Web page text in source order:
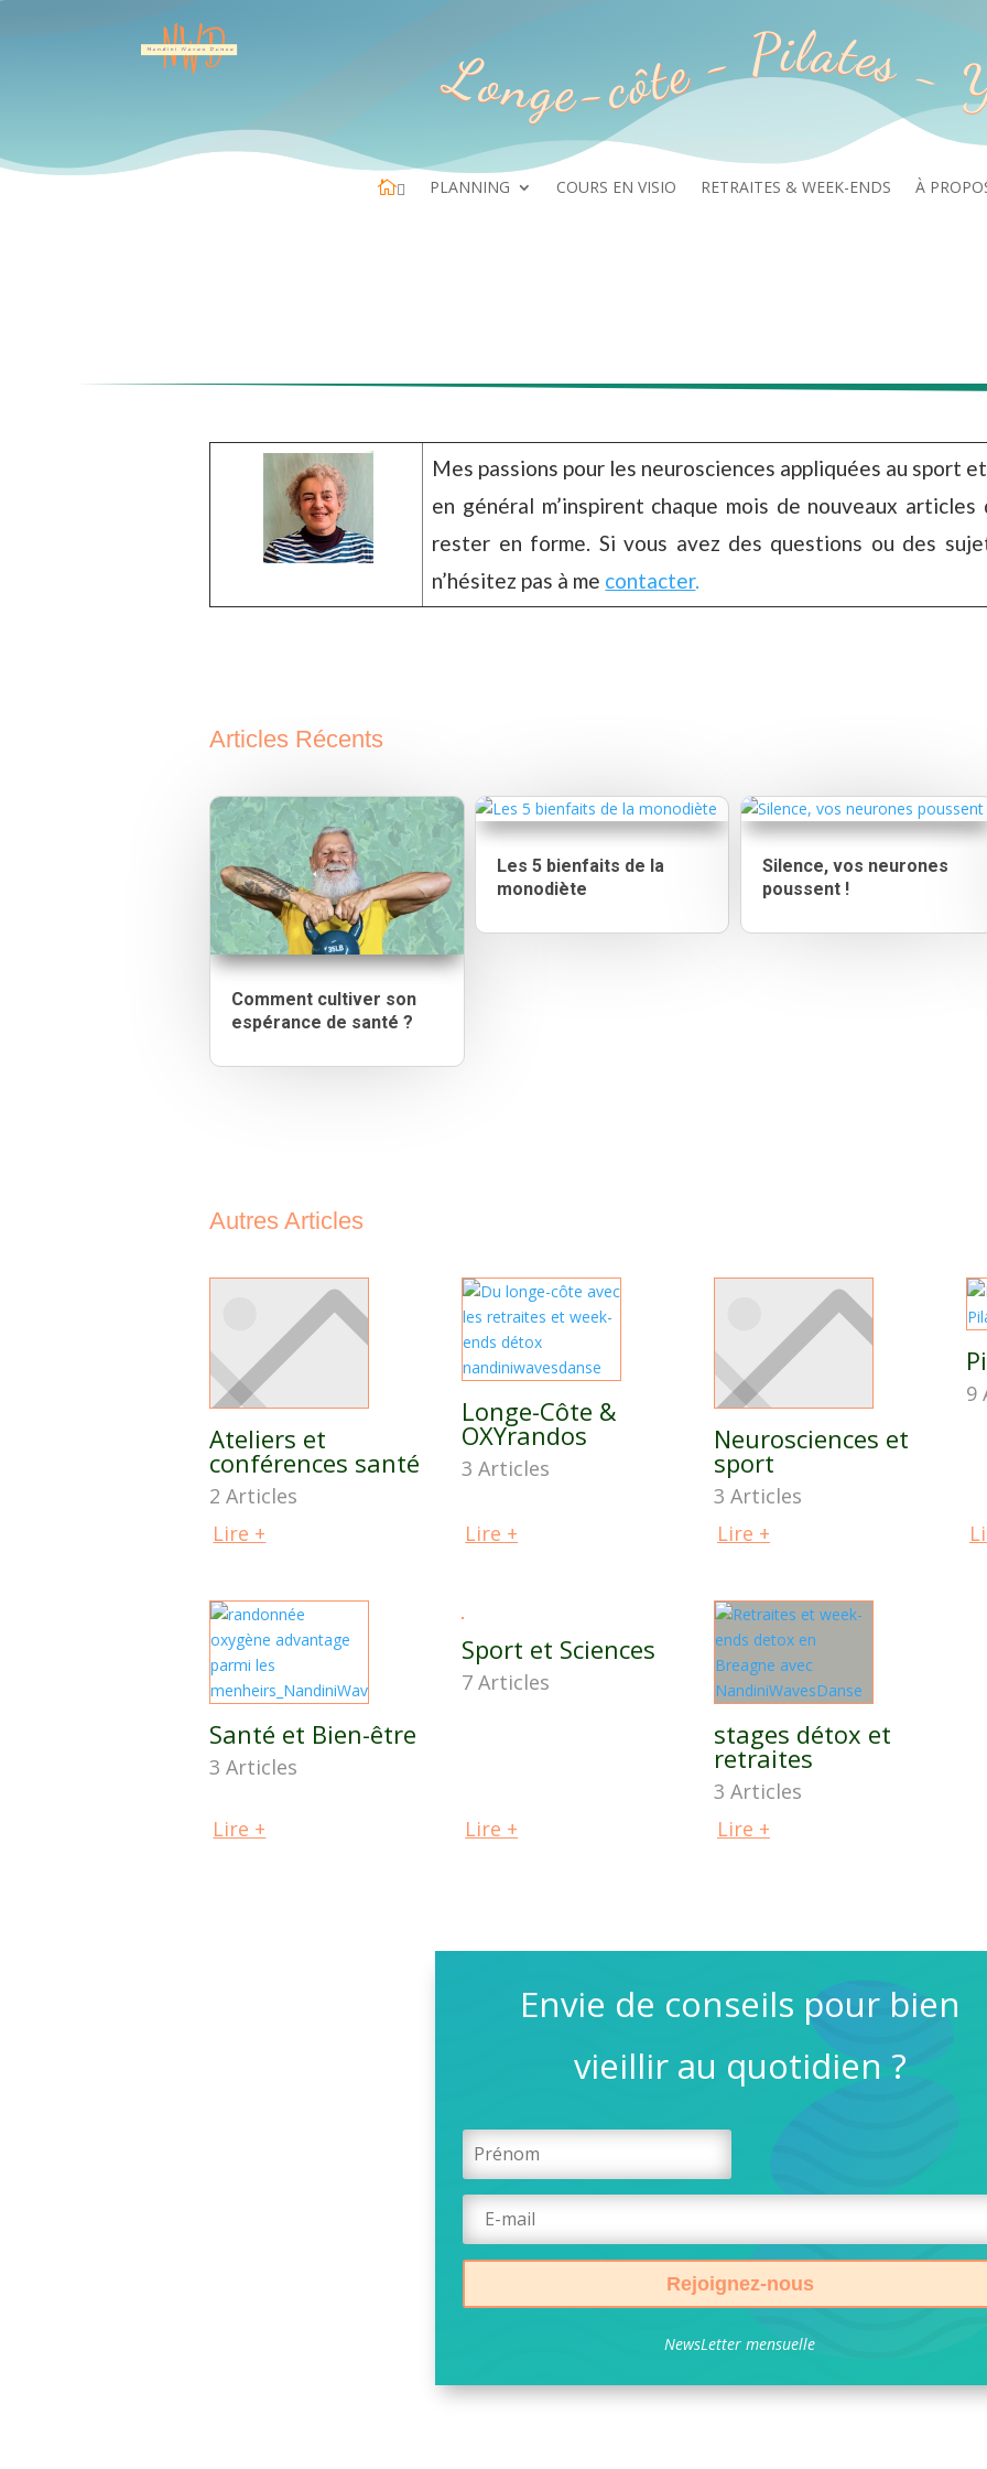
Longe-côte - Pilates -
 PLANNING COURS EN VISIO RETRAITES & WEEK-ENDS À
Mes passions pour les neurosciences appliquées au sport
en général m’inspirent chaque mois de nouveaux
rester en forme. Si vous avez des questions ou des
n’hésitez pas à me contacter.
Articles Récents
Comment cultiver son
espérance de santé ?
Les 5 bienfaits de la
monodiète
Silence, vos neurones
poussent !
Autres Articles
Ateliers et
conférences santé
2 Articles
Lire +
Longe-Côte &
OXYrandos
3 Articles
Lire +
Neurosciences et
sport
3 Articles
Lire +
9
Santé et Bien-être
3 Articles
Lire +
Sport et Sciences
7 Articles
Lire +
stages détox et
retraites
3 Articles
Lire +
Envie de conseils pour bien
vieillir au quotidien ?
Rejoignez-nous
NewsLetter mensuelle